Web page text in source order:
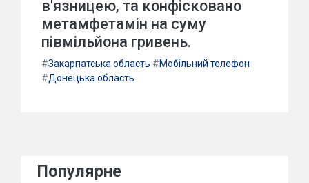
в'язницею, та конфісковано
метамфетамін на суму
півмільйона гривень.
#Закарпатська область #Мобільний телефон
#Донецька область
Популярне